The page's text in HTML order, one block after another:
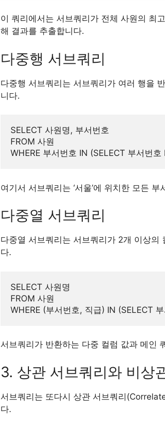
이 쿼리에서는 서브쿼리가 전체 사원의 최
해 결과를 추출합니다.
다중행 서브쿼리
다중행 서브쿼리는 서브쿼리가 여러 행을
니다.
SELECT 사원명, 부서번호
FROM 사원
여기서 서브쿼리는 ‘서울’에 위치한 모든
다중열 서브쿼리
다중열 서브쿼리는 서브쿼리가 2개 이상의
다.
SELECT 사원명
FROM 사원
서브쿼리가 반환하는 다중 컬럼 값과 메인
3. 상관 서브쿼리와 비상
서브쿼리는 또다시 상관 서브쿼리
다.